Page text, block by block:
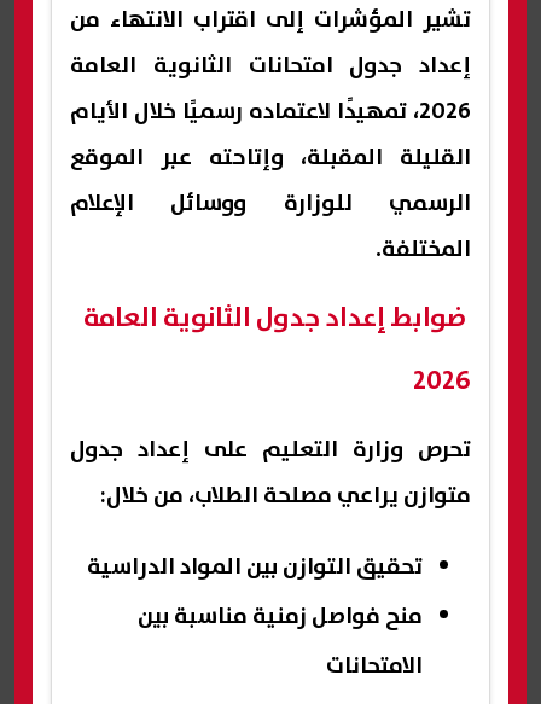
تشير المؤشرات إلى اقتراب الانتهاء من
إعداد جدول امتحانات الثانوية العامة
2026، تمهيدًا لاعتماده رسميًا خلال الأيام
القليلة المقبلة، وإتاحته عبر الموقع
الرسمي للوزارة ووسائل الإعلام
المختلفة.
ضوابط إعداد جدول الثانوية العامة
2026
تحرص وزارة التعليم على إعداد جدول
متوازن يراعي مصلحة الطلاب، من خلال:
تحقيق التوازن بين المواد الدراسية
منح فواصل زمنية مناسبة بين
الامتحانات